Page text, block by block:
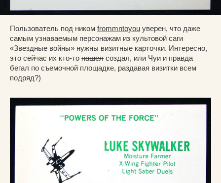
Пользователь под ником frommntoyou уверен, что даже
самым узнаваемым персонажам из культовой саги
«Звездные войны» нужны визитные карточки. Интересно,
это сейчас их кто-то нашел создал, или Чуи и правда
бегал по съемочной площадке, раздавая визитки всем
подряд?)